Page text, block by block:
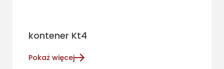
kontener Kt4
Pokaż więcej